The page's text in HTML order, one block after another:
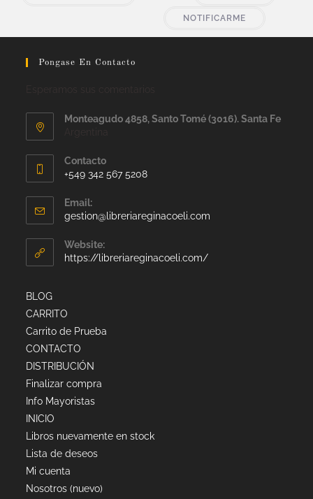
NOTIFICARME
Pongase En Contacto
Monteagudo 4858, Santo Tomé (3016). Santa Fe
Contacto
+549 342 567 5208
Email:
gestion@libreriareginacoeli.com
Website:
https://libreriareginacoeli.com/
BLOG
CARRITO
Carrito de Prueba
CONTACTO
DISTRIBUCIÓN
Finalizar compra
Info Mayoristas
INICIO
Libros nuevamente en stock
Lista de deseos
Mi cuenta
Nosotros (nuevo)